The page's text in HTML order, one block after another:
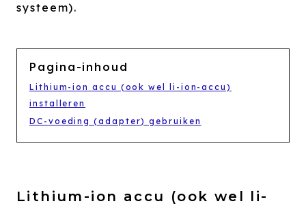
systeem).
Pagina-inhoud
Lithium-ion accu (ook wel li-ion-accu)
installeren
DC-voeding (adapter) gebruiken
Lithium-ion accu (ook wel li-